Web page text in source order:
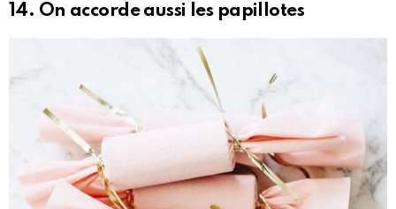
14. On accorde aussi les papillotes